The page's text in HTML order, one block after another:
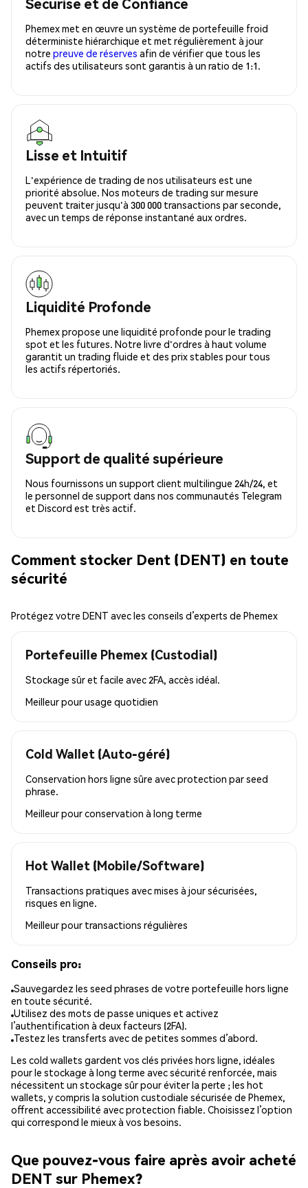
Phemex met en œuvre un système de portefeuille froid
déterministe hiérarchique et met régulièrement à jour
notre preuve de réserves afin de vérifier que tous les
actifs des utilisateurs sont garantis à un ratio de 1:1.
Lisse et Intuitif
L'expérience de trading de nos utilisateurs est une
priorité absolue. Nos moteurs de trading sur mesure
peuvent traiter jusqu'à 300 000 transactions par seconde,
avec un temps de réponse instantané aux ordres.
Liquidité Profonde
Phemex propose une liquidité profonde pour le trading
spot et les futures. Notre livre d'ordres à haut volume
garantit un trading fluide et des prix stables pour tous
les actifs répertoriés.
Support de qualité supérieure
Nous fournissons un support client multilingue 24h/24, et
le personnel de support dans nos communautés Telegram
et Discord est très actif.
Comment stocker Dent (DENT) en toute
sécurité
Protégez votre DENT avec les conseils d’experts de Phemex
Portefeuille Phemex (Custodial)
Stockage sûr et facile avec 2FA, accès idéal.
Meilleur pourusage quotidien
Cold Wallet (Auto-géré)
Conservation hors ligne sûre avec protection par seed
phrase.
Meilleur pourconservation à long terme
Hot Wallet (Mobile/Software)
Transactions pratiques avec mises à jour sécurisées,
risques en ligne.
Meilleur pour transactions régulières
Conseils pro:
Sauvegardez les seed phrases de votre portefeuille hors ligne
en toute sécurité.
Utilisez des mots de passe uniques et activez
l’authentification à deux facteurs (2FA).
Testez les transferts avec de petites sommes d’abord.
Les cold wallets gardent vos clés privées hors ligne, idéales
pour le stockage à long terme avec sécurité renforcée, mais
nécessitent un stockage sûr pour éviter la perte ; les hot
wallets, y compris la solution custodiale sécurisée de Phemex,
offrent accessibilité avec protection fiable. Choisissez l’option
qui correspond le mieux à vos besoins.
Que pouvez-vous faire après avoir acheté
DENT sur Phemex?